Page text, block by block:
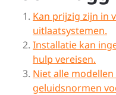
Kan prijzig zijn in
uitlaatsystemen.
Installatie kan
hulp vereisen.
Niet alle
geluidsnormen